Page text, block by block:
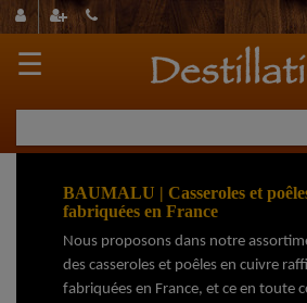
☰
BAUMALU | Casseroles et
fabriquées en France
Nous proposons dans notre
des casseroles et poêles en cuivre
fabriquées en France, et ce en toute